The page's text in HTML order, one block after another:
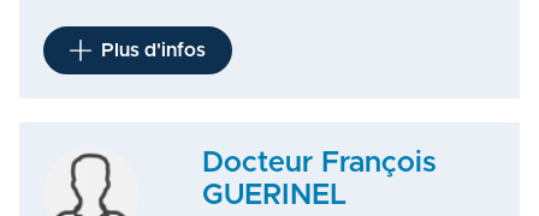
Plus d'infos
Docteur François
GUERINEL